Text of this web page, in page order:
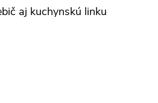
aj kuchynskú linku